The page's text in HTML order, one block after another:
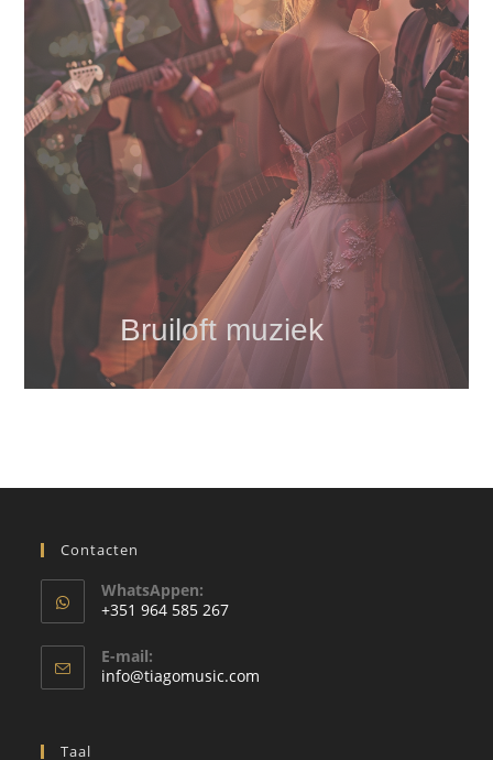
Bruiloft muziek
Contacten
WhatsAppen:
+351 964 585 267
geopend
in
E-mail:
info@tiagomusic.com
Taal